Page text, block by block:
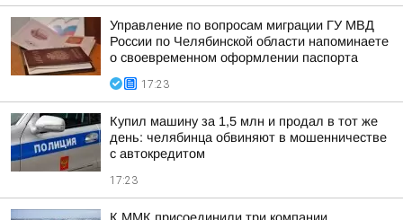
Управление по вопросам миграции ГУ МВД
России по Челябинской области напоминаете
о своевременном оформлении паспорта
17:23
Купил машину за 1,5 млн и продал в тот же
день: челябинца обвиняют в мошенничестве
с автокредитом
17:23